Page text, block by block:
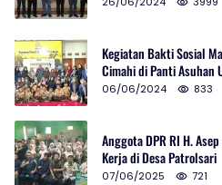
Kegiatan Bakti Sosial
Cimahi di Panti Asuhan
06/06/2024 833
Anggota DPR RI H.
Kerja di Desa Patrolsari
07/06/2025 721